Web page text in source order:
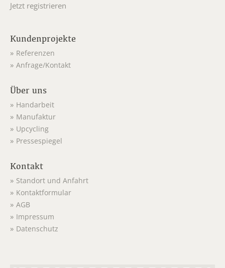
Jetzt registrieren
Kundenprojekte
Referenzen
Anfrage/Kontakt
Über uns
Handarbeit
Manufaktur
Upcycling
Pressespiegel
Kontakt
Standort und Anfahrt
Kontaktformular
AGB
Impressum
Datenschutz